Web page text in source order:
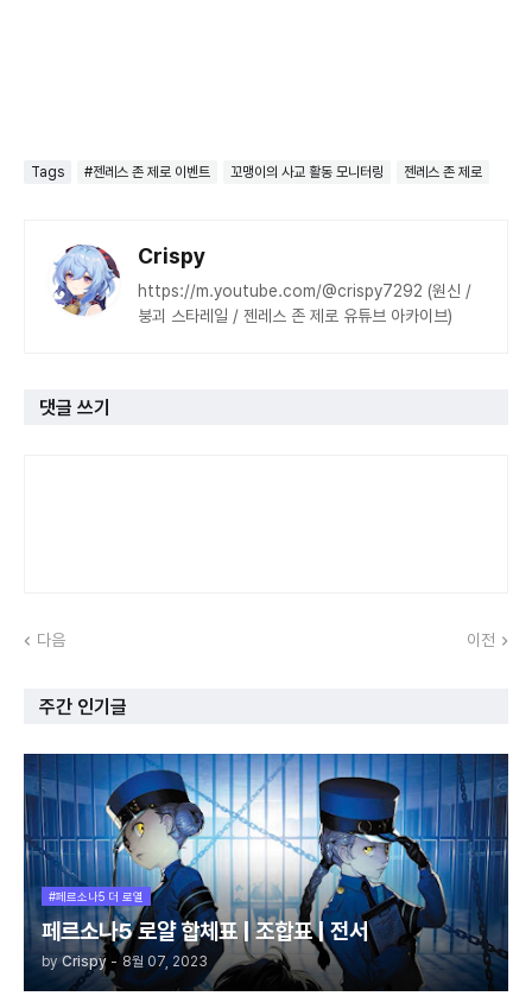
Tags #젠레스 존 제로 이벤트 꼬맹이의 사교 활동 모니터링 젠레스 존 제로
Crispy
https://m.youtube.com/@crispy7292 (원신 /
붕괴 스타레일 / 젠레스 존 제로 유튜브 아카이브)
댓글 쓰기
다음 이전
주간 인기글
#페르소나5 더 로열
페르소나5 로얄 합체표 | 조합표 | 전서
by Crispy - 8월 07, 2023